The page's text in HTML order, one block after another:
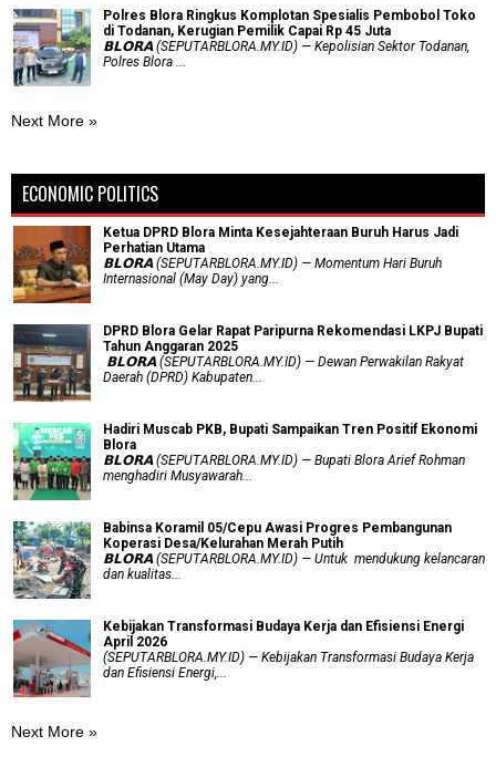
Polres Blora Ringkus Komplotan Spesialis Pembobol Toko
di Todanan, Kerugian Pemilik Capai Rp 45 Juta
𝗕𝗟𝗢𝗥𝗔 (SEPUTARBLORA.MY.ID) — Kepolisian Sektor Todanan,
Polres Blora ...
Next More »
ECONOMIC POLITICS
Ketua DPRD Blora Minta Kesejahteraan Buruh Harus Jadi
Perhatian Utama
​𝗕𝗟𝗢𝗥𝗔 (SEPUTARBLORA.MY.ID) — Momentum Hari Buruh
Internasional (May Day) yang...
DPRD Blora Gelar Rapat Paripurna Rekomendasi LKPJ Bupati
Tahun Anggaran 2025
‎ 𝗕𝗟𝗢𝗥𝗔 (SEPUTARBLORA.MY.ID) — Dewan Perwakilan Rakyat
Daerah (DPRD) Kabupaten...
Hadiri Muscab PKB, Bupati Sampaikan Tren Positif Ekonomi
Blora
𝗕𝗟𝗢𝗥𝗔 (SEPUTARBLORA.MY.ID) — Bupati Blora Arief Rohman
menghadiri Musyawarah...
Babinsa Koramil 05/Cepu Awasi Progres Pembangunan
Koperasi Desa/Kelurahan Merah Putih
𝗕𝗟𝗢𝗥𝗔 (SEPUTARBLORA.MY.ID) — Untuk mendukung kelancaran
dan kualitas...
Kebijakan Transformasi Budaya Kerja dan Efisiensi Energi
April 2026
(SEPUTARBLORA.MY.ID) — Kebijakan Transformasi Budaya Kerja
dan Efisiensi Energi,...
Next More »